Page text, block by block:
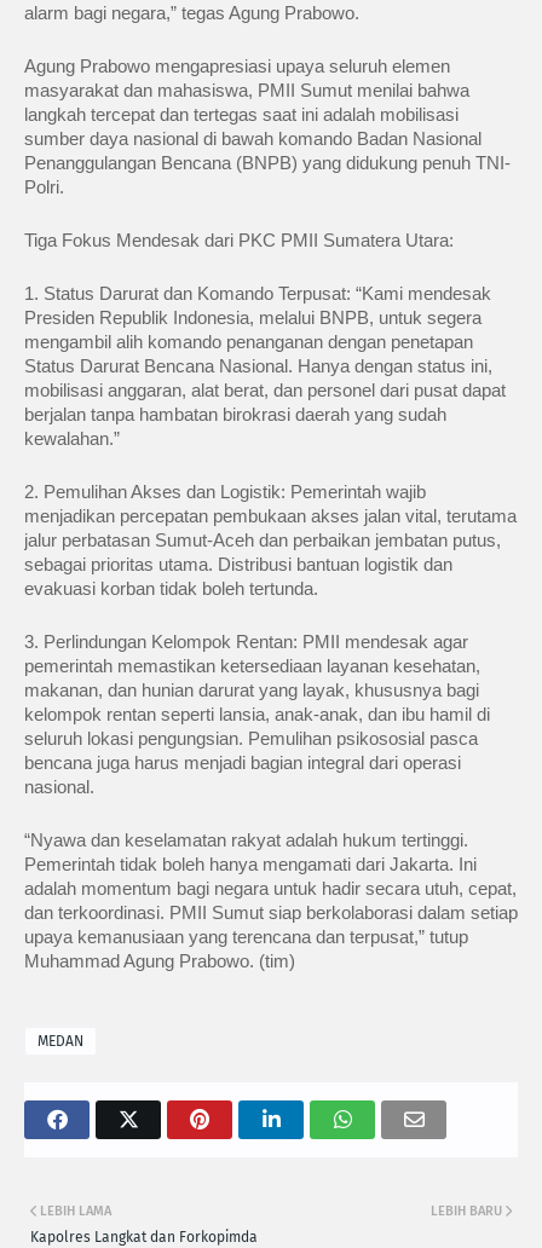
alarm bagi negara,” tegas Agung Prabowo.
Agung Prabowo mengapresiasi upaya seluruh elemen
masyarakat dan mahasiswa, PMII Sumut menilai bahwa
langkah tercepat dan tertegas saat ini adalah mobilisasi
sumber daya nasional di bawah komando Badan Nasional
Penanggulangan Bencana (BNPB) yang didukung penuh TNI-
Polri.
Tiga Fokus Mendesak dari PKC PMII Sumatera Utara:
1. Status Darurat dan Komando Terpusat: “Kami mendesak
Presiden Republik Indonesia, melalui BNPB, untuk segera
mengambil alih komando penanganan dengan penetapan
Status Darurat Bencana Nasional. Hanya dengan status ini,
mobilisasi anggaran, alat berat, dan personel dari pusat dapat
berjalan tanpa hambatan birokrasi daerah yang sudah
kewalahan.”
2. Pemulihan Akses dan Logistik: Pemerintah wajib
menjadikan percepatan pembukaan akses jalan vital, terutama
jalur perbatasan Sumut-Aceh dan perbaikan jembatan putus,
sebagai prioritas utama. Distribusi bantuan logistik dan
evakuasi korban tidak boleh tertunda.
3. Perlindungan Kelompok Rentan: PMII mendesak agar
pemerintah memastikan ketersediaan layanan kesehatan,
makanan, dan hunian darurat yang layak, khususnya bagi
kelompok rentan seperti lansia, anak-anak, dan ibu hamil di
seluruh lokasi pengungsian. Pemulihan psikososial pasca
bencana juga harus menjadi bagian integral dari operasi
nasional.
“Nyawa dan keselamatan rakyat adalah hukum tertinggi.
Pemerintah tidak boleh hanya mengamati dari Jakarta. Ini
adalah momentum bagi negara untuk hadir secara utuh, cepat,
dan terkoordinasi. PMII Sumut siap berkolaborasi dalam setiap
upaya kemanusiaan yang terencana dan terpusat,” tutup
Muhammad Agung Prabowo. (tim)
MEDAN
LEBIH BARU
LEBIH LAMA
Kapolres Langkat dan Forkopimda